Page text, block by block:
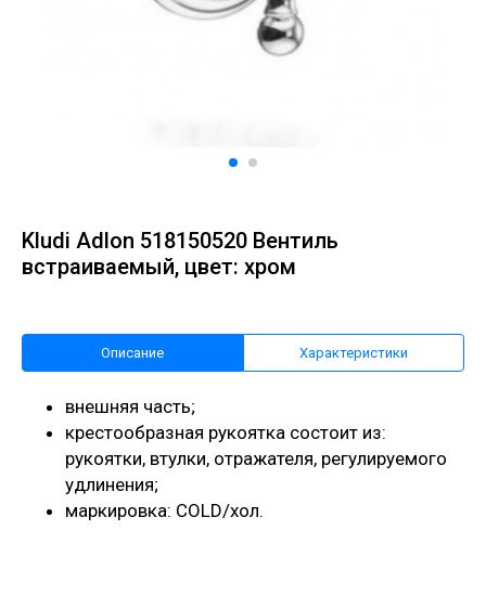
Kludi Adlon 518150520 Вентиль
встраиваемый, цвет: хром
Описание Характеристики
внешняя часть;
крестообразная рукоятка состоит из:
рукоятки, втулки, отражателя, регулируемого
удлинения;
маркировка: COLD/хол.